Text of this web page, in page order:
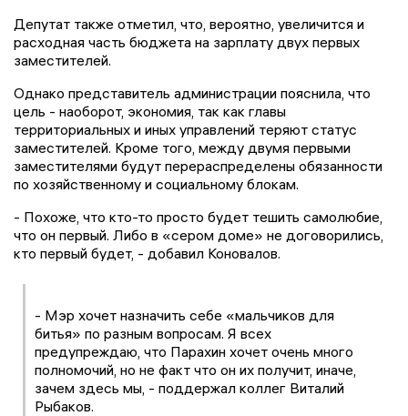
Депутат также отметил, что, вероятно, увеличится и
расходная часть бюджета на зарплату двух первых
заместителей.
Однако представитель администрации пояснила, что
цель - наоборот, экономия, так как главы
территориальных и иных управлений теряют статус
заместителей. Кроме того, между двумя первыми
заместителями будут перераспределены обязанности
по хозяйственному и социальному блокам.
- Похоже, что кто-то просто будет тешить самолюбие,
что он первый. Либо в «сером доме» не договорились,
кто первый будет, - добавил Коновалов.
- Мэр хочет назначить себе «мальчиков для
битья» по разным вопросам. Я всех
предупреждаю, что Парахин хочет очень много
полномочий, но не факт что он их получит, иначе,
зачем здесь мы, - поддержал коллег Виталий
Рыбаков.